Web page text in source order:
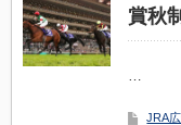
賞秋
…
JRA